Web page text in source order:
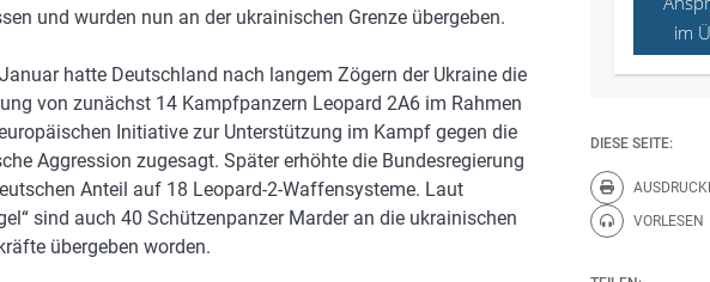
und wurden nun an der ukrainischen Grenze übergeben.
hatte Deutschland nach langem Zögern der Ukraine die
von zunächst 14 Kampfpanzern Leopard 2A6 im Rahmen
Initiative zur Unterstützung im Kampf gegen die
Aggression zugesagt. Später erhöhte die Bundesregierung
Anteil auf 18 Leopard-2-Waffensysteme. Laut
sind auch 40 Schützenpanzer Marder an die ukrainischen
übergeben worden.
im
DIESE SEITE:
Diese
VORLESEN
Diese